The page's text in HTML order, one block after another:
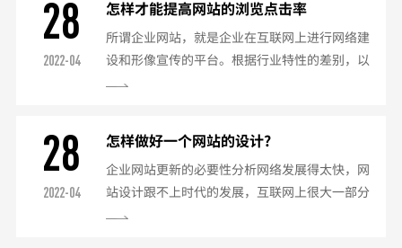
定不一样怎样得到一个网站的源码？其实一般分
为：一是该网站建设是搞开发的源代码开源，第
二个你知道对方的内核对应模板文件下载不过这
种可能性很小的最后是拿下该网站的服务器也就
28
2022-04
怎样才能提高网站的浏览点击率
所谓企业网站，就是企业在互联网上进行网络建
设和形像宣传的平台。根据行业特性的差别，以
及企业的建站目的和主要目标群体的不同，大致
基本资料、帮助树立企业形象为主；也可以适当
提供行业内的新闻或者知识信息。这种类型网站
通常也被形象的比喻为企业的"WEBCatalog"。
·电子商务型：主要面向供应商、客户或者企业
28
2022-04
怎样做好一个网站的设计?
企业网站更新的必要性分析网络发展得太快，网
站设计跟不上时代的发展，互联网上很大一部分
企业网站缺乏设计思想，没有个性，并没有体现